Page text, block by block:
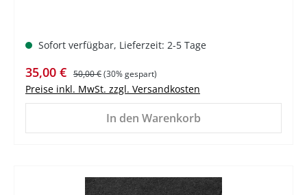
Sofort verfügbar, Lieferzeit: 2-5 Tage
Verkaufspreis:
35,00 € Regulärer Preis:
50,00 €(30% gespart)
Preise inkl. MwSt. zzgl. Versandkosten
In den Warenkorb